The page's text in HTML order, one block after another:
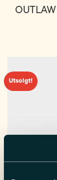
Utsolgt!